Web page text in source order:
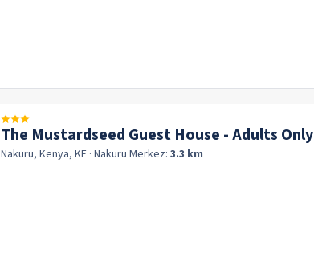
The Mustardseed Guest House - Adults Only
Nakuru, Kenya, KE · Nakuru Merkez: 3.3 km